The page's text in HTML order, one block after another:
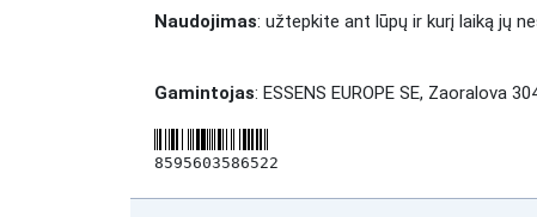
Naudojimas: užtepkite ant lūpų ir kurį laiką jų
Gamintojas: ESSENS EUROPE SE, Zaoralova
8595603586522